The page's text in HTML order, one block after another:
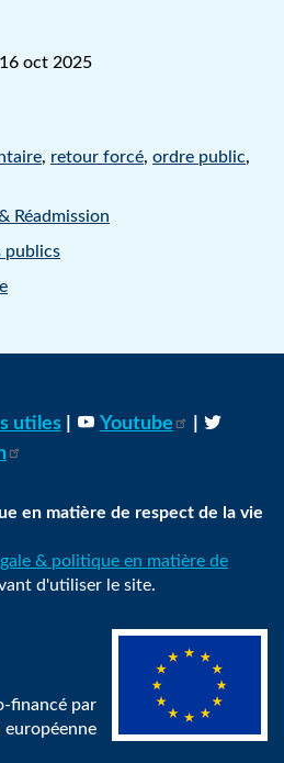
oct 2025
, retour forcé, ordre public,
Réadmission
publics
utiles Youtube
en matière de respect de la vie
& politique en matière de
d'utiliser le site.
financé par
européenne